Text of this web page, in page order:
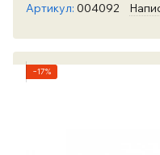
Артикул: 004092
−17%